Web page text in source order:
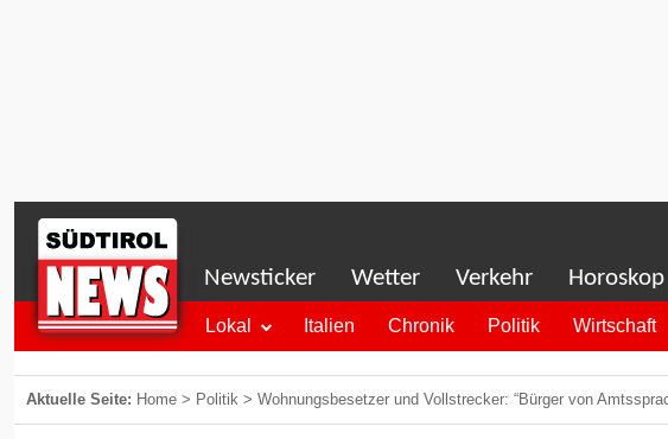
Newsticker Wetter Verkehr Horoskop
Lokal Italien Chronik Politik Wirtschaft
Aktuelle Seite: Home > Politik > Wohnungsbesetzer und Vollstrecker: “Bürger von